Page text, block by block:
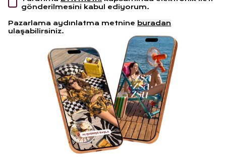
gönderilmesini kabul ediyorum.
Pazarlama aydınlatma metnine buradan
ulaşabilirsiniz.